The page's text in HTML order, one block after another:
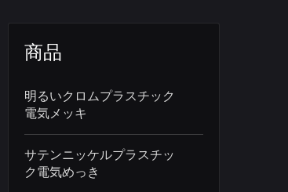
商品
明るいクロムプラスチック
電気メッキ
サテンニッケルプラスチッ
ク電気めっき